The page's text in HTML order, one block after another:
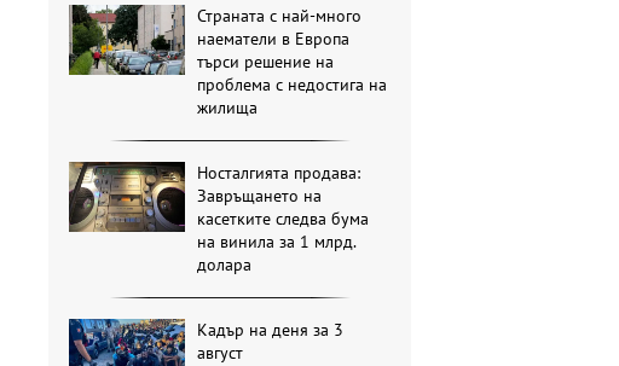
Страната с най-много
наематели в Европа
търси решение на
проблема с недостига на
жилища
Носталгията продава:
Завръщането на
касетките следва бума
на винила за 1 млрд.
долара
Кадър на деня за 3
август